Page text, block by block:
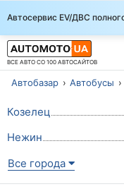
Автосервис EV/ДВС
ВСЕ АВТО СО 100 АВТОСАЙТОВ
Автобазар Автобусы
Козелец
Нежин
Все города